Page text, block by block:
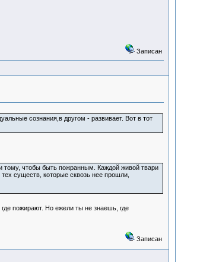
Записан
сознания,в другом - развивает. Вот в тот
тому, чтобы быть пожранным. Каждой живой твари
существ, которые сквозь нее прошли,
пожирают. Но ежели ты не знаешь, где
Записан